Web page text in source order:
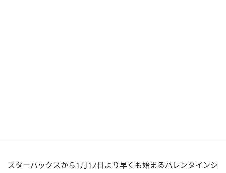
スターバックスから1月17日より早くも始まるバレンタインシ